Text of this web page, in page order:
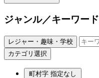
ジャンル／キーワード
レジャー・趣味・学校
カテゴリ選択
町村字 指定なし